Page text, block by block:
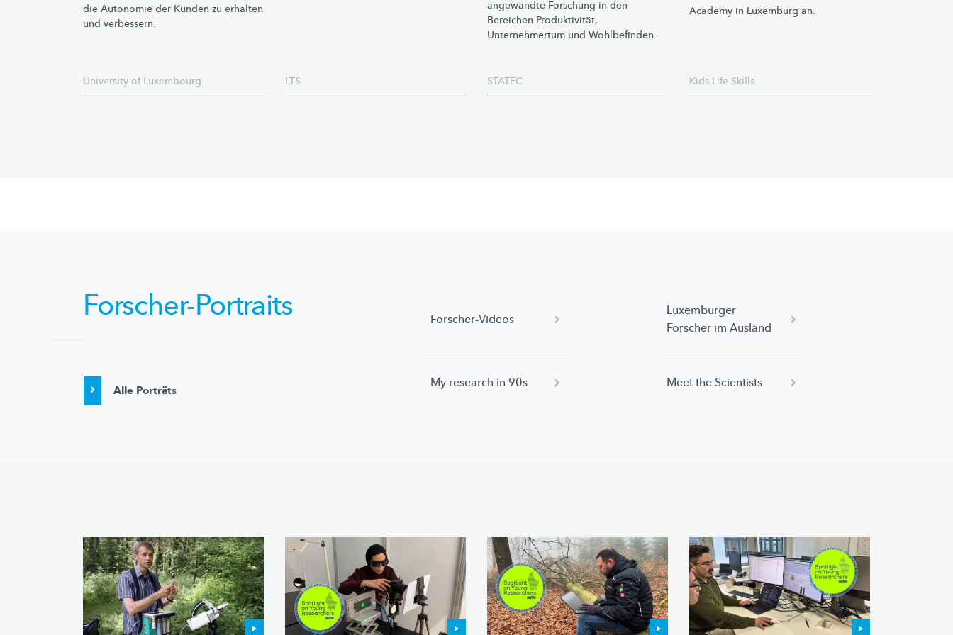
die Autonomie der Kunden zu erhalten
und verbessern.
University of Luxembourg LTS
angewandte Forschung in den
Bereichen Produktivität,
Unternehmertum und Wohlbefinden.
STATEC
Academy in Luxemburg an.
Kids Life Skills
Forscher-Portraits
Alle Porträts
Forscher-Videos
Luxemburger
Forscher im Ausland
My research in 90s Meet the Scientists